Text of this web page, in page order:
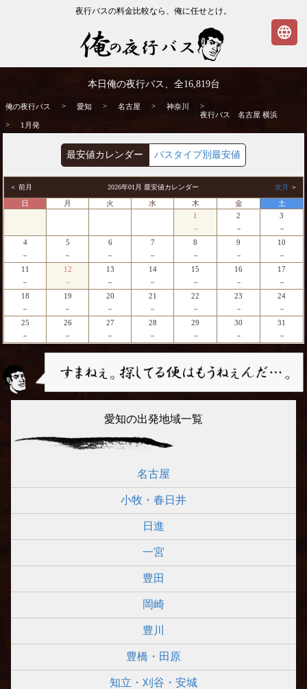
夜行バスの料金比較なら、俺に任せとけ。
ス | 俺の夜行バス
本日俺の夜行バス、全16,819台
俺の夜行バス > 愛知 > 名古屋 > 神奈川
>
夜行バス 名古屋 横浜
>
1月発
最安値カレンダー バスタイプ別最安値
＜ 前月 2026年01月 最安値カレンダー 次月 ＞
日 月 火 水 木 金
土
1
－
2
－
3
－
4
－
5
－
6
－
7
－
8
－
9
－
10
－
11
－
12
－
13
－
14
－
15
－
16
－
17
－
18
－
19
－
20
－
21
－
22
－
23
－
24
－
25
－
26
－
27
－
28
－
29
－
30
－
31
－
愛知の出発地域一覧
名古屋
小牧・春日井
日進
一宮
豊田
岡崎
豊川
豊橋・田原
知立・刈谷・安城
language